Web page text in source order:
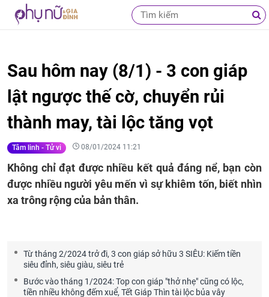
Sau hôm nay (8/1) - 3 con giáp
lật ngược thế cờ, chuyển rủi
thành may, tài lộc tăng vọt
Tâm linh - Tử vi 08/01/2024 11:21
Không chỉ đạt được nhiều kết quả đáng nể, bạn còn
được nhiều người yêu mến vì sự khiêm tốn, biết nhìn
xa trông rộng của bản thân.
Từ tháng 2/2024 trở đi, 3 con giáp sở hữu 3 SIÊU: Kiếm tiền
siêu đỉnh, siêu giàu, siêu trẻ
Bước vào tháng 1/2024: Top con giáp "thở nhẹ" cũng có lộc,
tiền nhiều không đếm xuể, Tết Giáp Thìn tài lộc bủa vây